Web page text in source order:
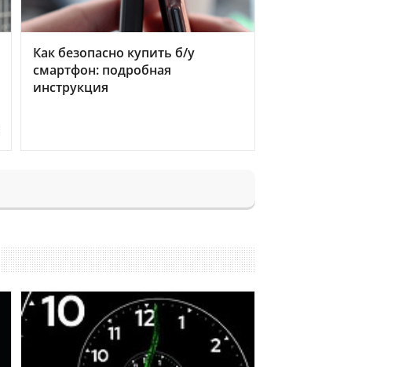
Как безопасно купить б/у
смартфон: подробная
инструкция